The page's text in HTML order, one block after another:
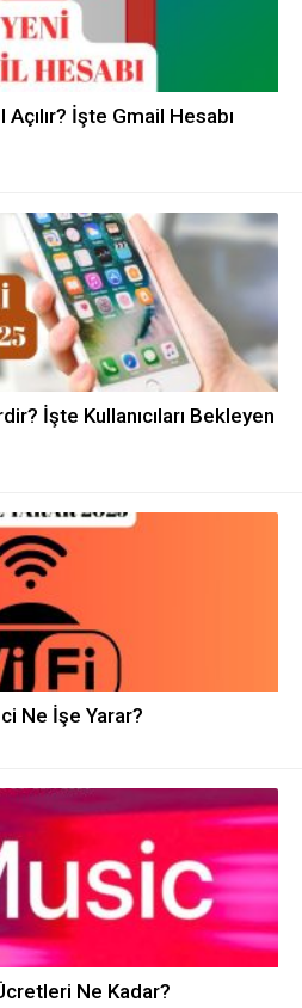
Açılır? İşte Gmail Hesabı
İşte Kullanıcıları Bekleyen
Ne İşe Yarar?
Ne Kadar?